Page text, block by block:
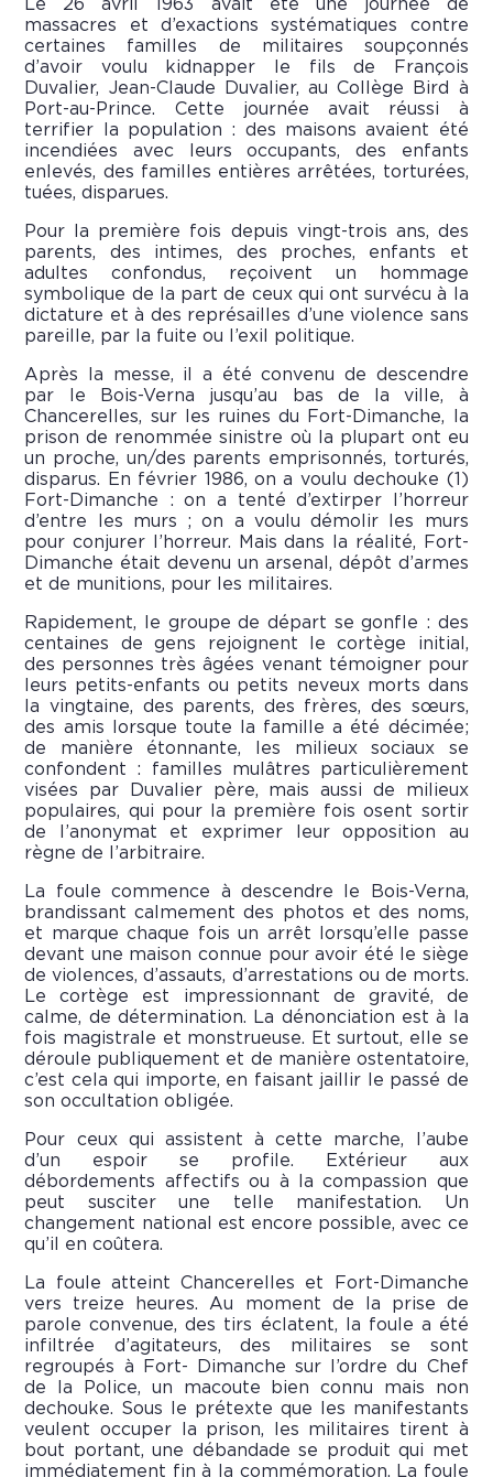
massacres et d’exactions systématiques contre
certaines familles de militaires soupçonnés
d’avoir voulu kidnapper le fils de François
Duvalier, Jean-Claude Duvalier, au Collège Bird à
Port-au-Prince. Cette journée avait réussi à
terrifier la population : des maisons avaient été
incendiées avec leurs occupants, des enfants
enlevés, des familles entières arrêtées, torturées,
tuées, disparues.
Pour la première fois depuis vingt-trois ans, des
parents, des intimes, des proches, enfants et
adultes confondus, reçoivent un hommage
symbolique de la part de ceux qui ont survécu à la
dictature et à des représailles d’une violence sans
pareille, par la fuite ou l’exil politique.
Après la messe, il a été convenu de descendre
par le Bois-Verna jusqu’au bas de la ville, à
Chancerelles, sur les ruines du Fort-Dimanche, la
prison de renommée sinistre où la plupart ont eu
un proche, un/des parents emprisonnés, torturés,
disparus. En février 1986, on a voulu dechouke (1)
Fort-Dimanche : on a tenté d’extirper l’horreur
d’entre les murs ; on a voulu démolir les murs
pour conjurer l’horreur. Mais dans la réalité, Fort-
Dimanche était devenu un arsenal, dépôt d’armes
et de munitions, pour les militaires.
Rapidement, le groupe de départ se gonfle : des
centaines de gens rejoignent le cortège initial,
des personnes très âgées venant témoigner pour
leurs petits-enfants ou petits neveux morts dans
la vingtaine, des parents, des frères, des sœurs,
des amis lorsque toute la famille a été décimée;
de manière étonnante, les milieux sociaux se
confondent : familles mulâtres particulièrement
visées par Duvalier père, mais aussi de milieux
populaires, qui pour la première fois osent sortir
de l’anonymat et exprimer leur opposition au
règne de l’arbitraire.
La foule commence à descendre le Bois-Verna,
brandissant calmement des photos et des noms,
et marque chaque fois un arrêt lorsqu’elle passe
devant une maison connue pour avoir été le siège
de violences, d’assauts, d’arrestations ou de morts.
Le cortège est impressionnant de gravité, de
calme, de détermination. La dénonciation est à la
fois magistrale et monstrueuse. Et surtout, elle se
déroule publiquement et de manière ostentatoire,
c’est cela qui importe, en faisant jaillir le passé de
son occultation obligée.
Pour ceux qui assistent à cette marche, l’aube
d’un espoir se profile. Extérieur aux
débordements affectifs ou à la compassion que
peut susciter une telle manifestation. Un
changement national est encore possible, avec ce
qu’il en coûtera.
La foule atteint Chancerelles et Fort-Dimanche
vers treize heures. Au moment de la prise de
parole convenue, des tirs éclatent, la foule a été
infiltrée d’agitateurs, des militaires se sont
regroupés à Fort- Dimanche sur l’ordre du Chef
de la Police, un macoute bien connu mais non
dechouke. Sous le prétexte que les manifestants
veulent occuper la prison, les militaires tirent à
bout portant, une débandade se produit qui met
immédiatement fin à la commémoration. La foule